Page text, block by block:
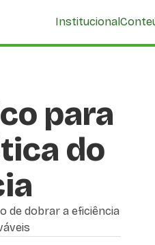
Institucional
para
do
de dobrar a eficiência